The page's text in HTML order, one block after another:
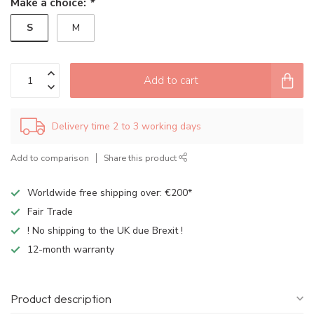
S M
Add to cart
Delivery time 2 to 3 working days
Add to comparison Share this product
Worldwide free shipping over: €200*
Fair Trade
! No shipping to the UK due Brexit !
12-month warranty
Product description